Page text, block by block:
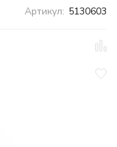
Артикул: 5130603